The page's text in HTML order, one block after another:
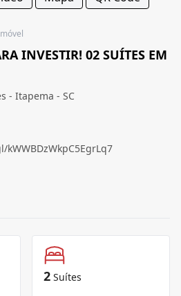
INVESTIR! 02 SUÍTES EM
- Itapema - SC
2 Suítes